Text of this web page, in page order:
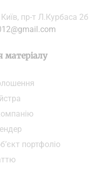
пр-т Л.Курбаса 2б
матеріалу
портфоліо